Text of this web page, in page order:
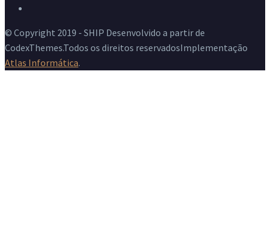
© Copyright 2019 - SHIP Desenvolvido a partir de
CodexThemes.Todos os direitos reservadosImplementação
Atlas Informática.